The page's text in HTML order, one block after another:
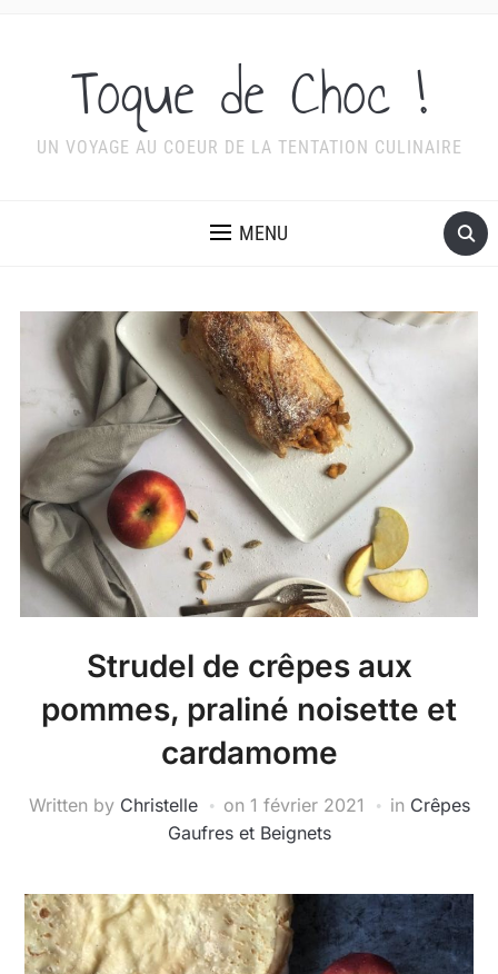
Toque de Choc !
UN VOYAGE AU COEUR DE LA TENTATION CULINAIRE
MENU
Strudel de crêpes aux
pommes, praliné noisette et
cardamome
Written by Christelle on 1 février 2021 in Crêpes
Gaufres et Beignets